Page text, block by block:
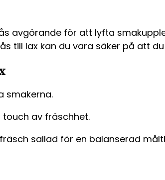
avgörande för att lyfta
till lax kan du vara säker på att
smakerna.
touch av fräschhet.
sallad för en balanserad